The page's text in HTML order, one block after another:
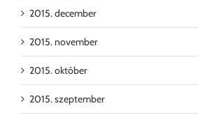
2015. december
2015. november
2015. október
2015. szeptember